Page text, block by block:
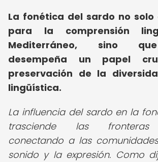
La fonética del sardo no solo
para la comprensión
Mediterráneo, sino
desempeña un papel
preservación de la
lingüística.
La influencia del sardo en la
trasciende las fronteras
conectando a las
sonido y la expresión. Como